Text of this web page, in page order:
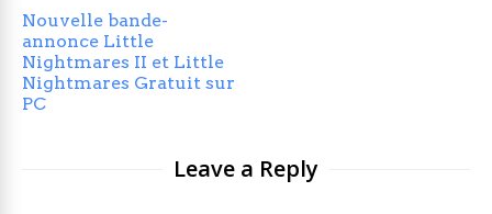
Nouvelle bande-
annonce Little
Nightmares II et Little
Nightmares Gratuit sur
PC
Leave a Reply